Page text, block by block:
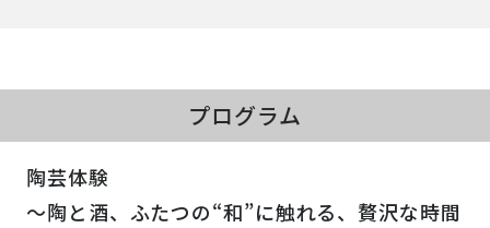
プログラム
陶芸体験
～陶と酒、ふたつの“和”に触れる、贅沢な時間